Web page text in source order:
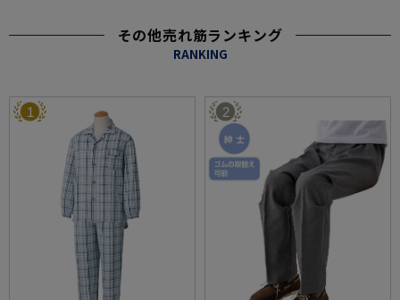
その他売れ筋ランキング
RANKING
1 2